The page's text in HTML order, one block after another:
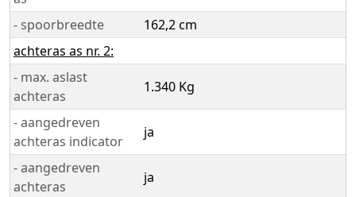
- spoorbreedte
162,2 cm
achteras as nr. 2:
- max. aslast
achteras
1.340 Kg
- aangedreven
achteras indicator
ja
- aangedreven
achteras
ja